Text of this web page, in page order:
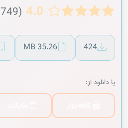
4.0 (749 نظر)
424
35.26 MB
یا دانلود از: